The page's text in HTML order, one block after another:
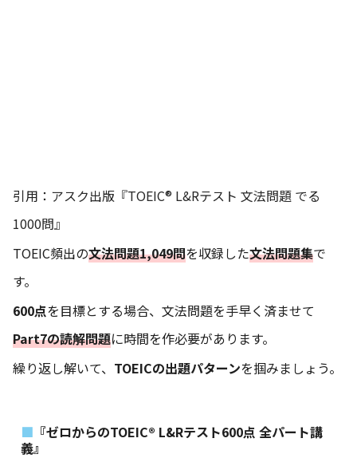
引用： アスク出版『TOEIC® L&Rテスト 文法問題 でる
1000問』
TOEIC頻出の文法問題1,049問を収録した文法問題集で
す。
600点を目標とする場合、文法問題を手早く済ませて
Part7の読解問題に時間を作必要があります。
繰り返し解いて、 TOEICの出題パターンを掴みましょう。
『ゼロからのTOEIC® L&Rテスト600点 全パート講
義』